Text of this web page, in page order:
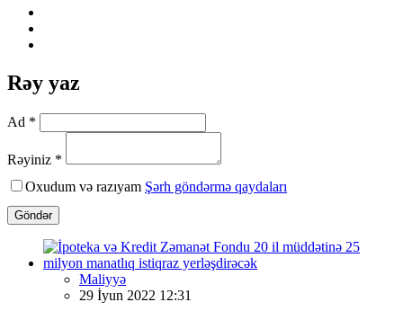
Rəy yaz
Ad *
Rəyiniz *
Oxudum və razıyam Şərh göndərmə qaydaları
Göndər
Maliyyə
29 İyun 2022 12:31